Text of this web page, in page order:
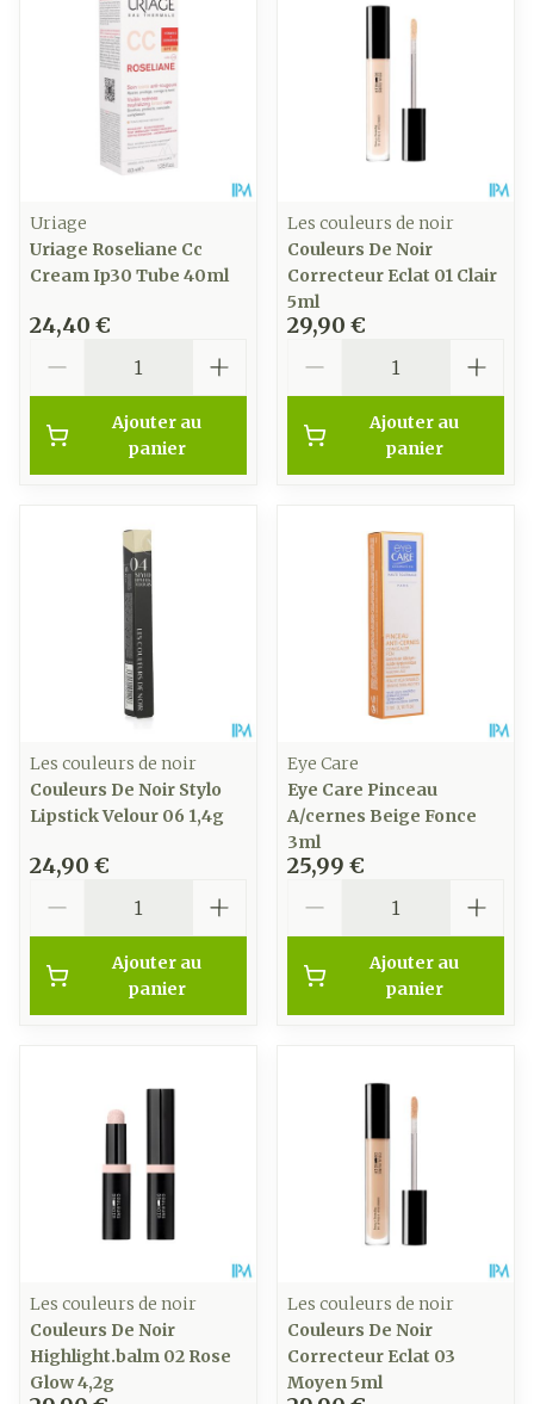
Uriage
Uriage Roseliane Cc
Cream Ip30 Tube 40ml
24,40 €
Ajouter au
panier
Les couleurs de noir
Couleurs De Noir
Correcteur Eclat 01 Clair
5ml
29,90 €
Ajouter au
panier
Les couleurs de noir
Couleurs De Noir Stylo
Lipstick Velour 06 1,4g
24,90 €
Ajouter au
panier
Eye Care
Eye Care Pinceau
A/cernes Beige Fonce
3ml
25,99 €
Ajouter au
panier
Les couleurs de noir
Couleurs De Noir
Highlight.balm 02 Rose
Glow 4,2g
Les couleurs de noir
Couleurs De Noir
Correcteur Eclat 03
Moyen 5ml